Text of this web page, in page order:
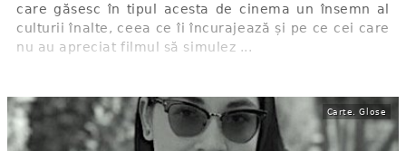
care găsesc în tipul acesta de cinema un însemn al
culturii înalte, ceea ce îi încurajează și pe ce cei care
nu au apreciat filmul să simulez ...
Carte. Glose